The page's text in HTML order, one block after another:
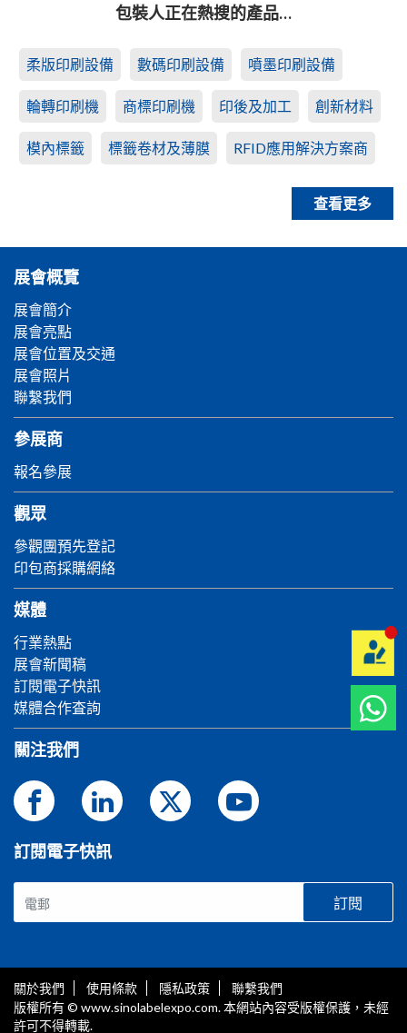
包裝人正在熱搜的產品…
柔版印刷設備 數碼印刷設備 噴墨印刷設備
輪轉印刷機 商標印刷機 印後及加工 創新材料
模內標籤 標籤卷材及薄膜 RFID應用解決方案商
查看更多
展會概覽
展會簡介
展會亮點
展會位置及交通
展會照片
聯繫我們
參展商
報名參展
觀眾
參觀團預先登記
印包商採購網絡
媒體
行業熱點
展會新聞稿
訂閱電子快訊
媒體合作査詢
關注我們
訂閱電子快訊
訂閱
關於我們 使用條款 隱私政策
聯繫我們
版權所有 © www.sinolabelexpo.com. 本網站內容受版權保護，未經
許可不得轉載.